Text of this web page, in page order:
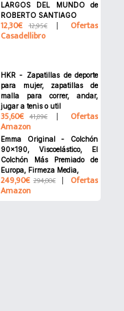
LARGOS DEL MUNDO de
ROBERTO SANTIAGO
12,30€ 12,95€ Ofertas
Casadellibro
HKR - Zapatillas de deporte
para mujer, zapatillas de
malla para correr, andar,
jugar a tenis o util
35,60€ 41,89€ Ofertas
Amazon
Emma Original - Colchón
90x190, Viscoelástico, El
Colchón Más Premiado de
Europa, Firmeza Media,
249,90€ 294,00€ Ofertas
Amazon